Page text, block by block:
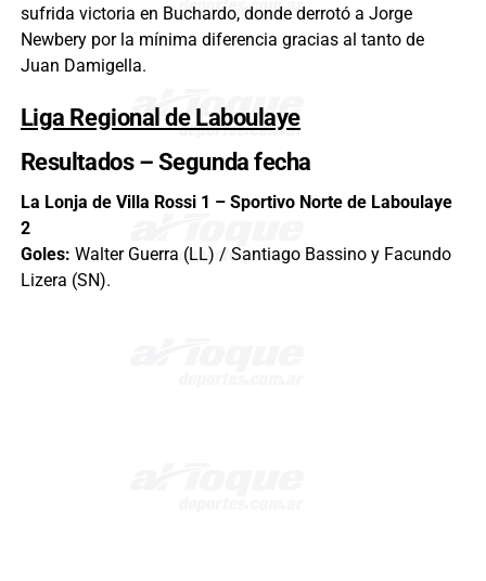
sufrida victoria en Buchardo, donde derrotó a Jorge
Newbery por la mínima diferencia gracias al tanto de
Juan Damigella.
Liga Regional de Laboulaye
Resultados – Segunda fecha
La Lonja de Villa Rossi 1 – Sportivo Norte de Laboulaye
2
Goles: Walter Guerra (LL) / Santiago Bassino y Facundo
Lizera (SN).